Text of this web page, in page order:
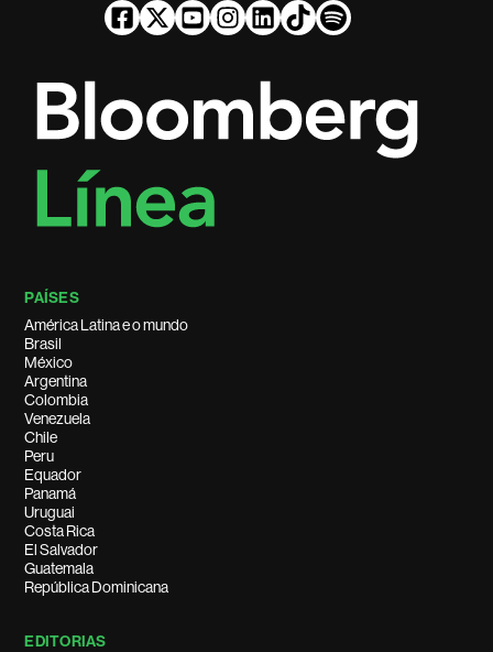
PAÍSES
América Latina e o mundo
Brasil
México
Argentina
Colombia
Venezuela
Chile
Peru
Equador
Panamá
Uruguai
Costa Rica
El Salvador
Guatemala
República Dominicana
EDITORIAS